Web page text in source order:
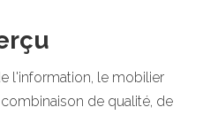
l'information, le mobilier
de qualité, de